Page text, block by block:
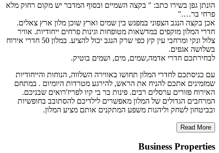
הונתן גפן בשירו כתב: " בקצה השמיים ובסוף המדבר יש מקום רחוק מלא
פרחי בר…."
אכן בקצה הנגב הצפוני במפגש בין שמים וארץ שוכן מלון ארץ צאלים.
חדרי המלון מוקפים במדשאות מטופחות וגינות פרחים ייחודיות. אוויר
צלול ונקי ומרחבי עין קץ כפי שרק הנגב יכול להציע. במלון 50 חדרי אירוח
בשלושה אגפים.
לבחירתכם חדרי אדמה,שמים, מים, ושמים בוטיק.
עם כניסתכם לחדרי המלון תחושו באווירה השלווה, הנוחות והייחודיות
שמזמינים אתכם להניח את הראש, להירגע מטרדות היומיום . במתחם
האירוח פזורים ערסלים רבים. פינות בר בי קיו לפריז'רואים שבניכם.
המרחבים הגדולים של המלון מאפשרים לילדיכם להסתובב בחופשיות
ובביטחון לשחק וליהנות משפע המתקנים אותם מציע המלון.
Read More
Business Properties